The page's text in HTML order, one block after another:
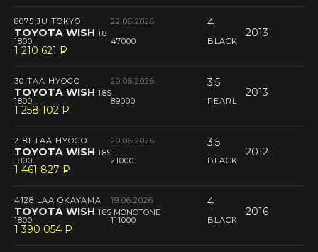
8075 JU TOKYO 22.06.2026 4
TOYOTA WISH 1.8 2013
1800 47000 BLACK
1 210 621 P
--
30 TAA HYOGO 20.06.2026 3.5
TOYOTA WISH 1.8S 2013
1800 89000 PEARL
1 258 102 P
--
2181 TAA HYOGO 20.06.2026 3.5
TOYOTA WISH 1.8S 2012
1800 21000 BLACK
1 461 827 P
--
4128 LAA OKAYAMA 19.06.2026 4
TOYOTA WISH 1.8S MONOTONE 2016
1800 111000 BLACK
1 390 054 P
--